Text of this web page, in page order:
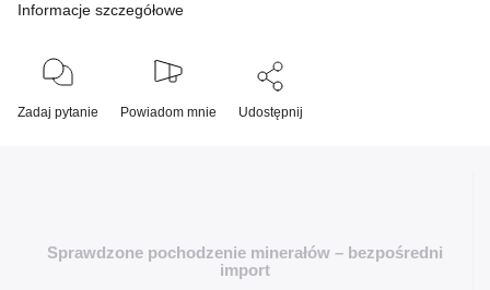
Informacje szczegółowe
Zadaj pytanie Powiadom mnie Udostępnij
Sprawdzone pochodzenie minerałów – bezpośredni
import